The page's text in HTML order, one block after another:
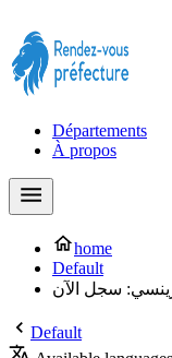
Départements
À propos
home
Default
سجل الآن
Default